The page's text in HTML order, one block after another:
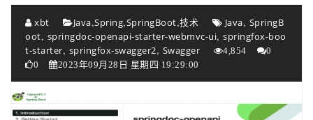
2020年09月26日 考虑到很多技术文章…
2020年09月16日 我的个人网站分享录…
2020年06月14日 大家不用太拘束，但…
2020年06月03日 经过这段时间的努力…
2020年04月28日
近来发现fenxianglu.…
xbt Java,Spring,SpringBoot,技术 Java, SpringB
oot, springdoc-openapi-starter-webmvc-ui, springfox-boo
t-starter, springfox-swagger2, Swagger 4,854
0
0
2023年09月28日 星期四 19:29:00